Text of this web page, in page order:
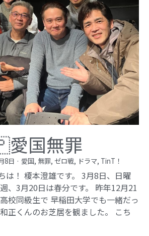
国無罪
8日 · 愛国, 無罪, ゼロ戦, ドラマ, TinT！
は！ 榎本澄雄です。 3月8日、日曜
、3月20日は春分です。 昨年12月21
校同級生で 早稲田大学でも一緒だっ
正くんのお芝居を観ました。 こち